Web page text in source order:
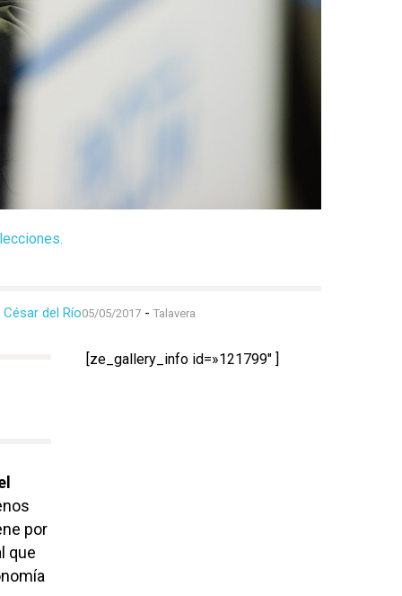
César del Río05/05/2017 - Talavera
por
que
[ze_gallery_info id=»121799″ ]